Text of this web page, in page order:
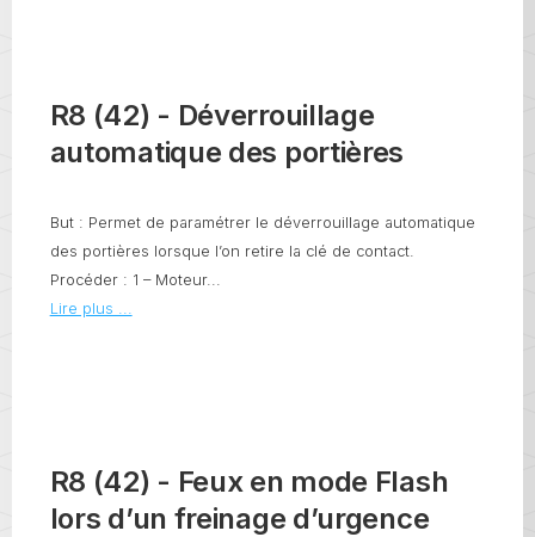
R8 (42) - Déverrouillage
automatique des portières
But : Permet de paramétrer le déverrouillage automatique
des portières lorsque l’on retire la clé de contact.
Procéder : 1 – Moteur...
Lire plus ...
R8 (42) - Feux en mode Flash
lors d’un freinage d’urgence